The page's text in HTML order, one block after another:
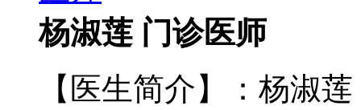
杨淑莲 门诊医师
【医生简介】：杨淑